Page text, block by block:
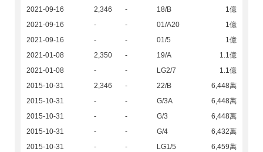
2021-09-16
2,346 - 18/B
1億
2021-09-16
- - 01/A20
1億
2021-09-16
- - 01/5
1億
2021-01-08
2,350 - 19/A
1.1億
2021-01-08
- - LG2/7
1.1億
2015-10-31
2,346 - 22/B
6,448萬
2015-10-31
- - G/3A
6,448萬
2015-10-31
- - G/3
6,448萬
2015-10-31
- - G/4
6,432萬
2015-10-31
- - LG1/5
6,459萬